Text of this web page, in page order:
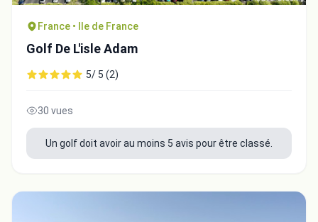
France • Ile de France
Golf De L'isle Adam
5/ 5 (2)
30 vues
Un golf doit avoir au moins 5 avis pour être classé.